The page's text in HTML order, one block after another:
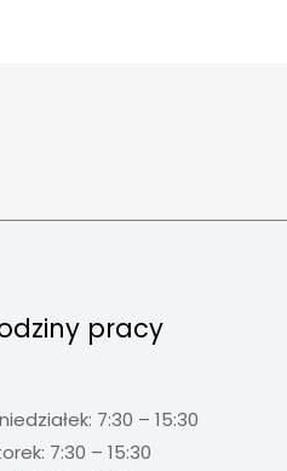
pracy
7:30 – 15:30
7:30 – 15:30